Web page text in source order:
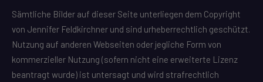
Sämtliche Bilder auf dieser Seite unterliegen dem Copyright
von Jennifer Feldkirchner und sind urheberrechtlich geschützt.
Nutzung auf anderen Webseiten oder jegliche Form von
kommerzieller Nutzung (sofern nicht eine erweiterte Lizenz
beantragt wurde) ist untersagt und wird strafrechtlich